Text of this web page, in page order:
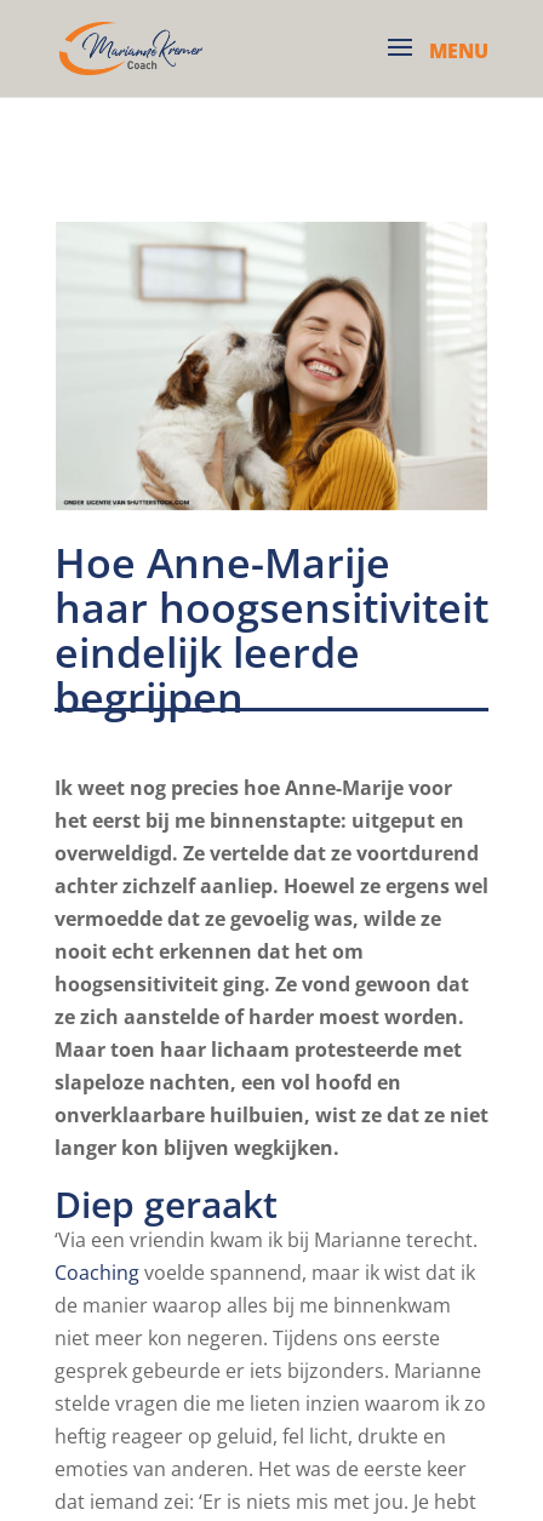
Hoe Anne-Marije
haar hoogsensitiviteit
eindelijk leerde
begrijpen
Ik weet nog precies hoe Anne-Marije voor
het eerst bij me binnenstapte: uitgeput en
overweldigd. Ze vertelde dat ze voortdurend
achter zichzelf aanliep. Hoewel ze ergens wel
vermoedde dat ze gevoelig was, wilde ze
nooit echt erkennen dat het om
hoogsensitiviteit ging. Ze vond gewoon dat
ze zich aanstelde of harder moest worden.
Maar toen haar lichaam protesteerde met
slapeloze nachten, een vol hoofd en
onverklaarbare huilbuien, wist ze dat ze niet
langer kon blijven wegkijken.
Diep geraakt
‘Via een vriendin kwam ik bij Marianne terecht.
Coachingvoelde spannend, maar ik wist dat ik
de manier waarop alles bij me binnenkwam
niet meer kon negeren. Tijdens ons eerste
gesprek gebeurde er iets bijzonders. Marianne
stelde vragen die me lieten inzien waarom ik zo
heftig reageer op geluid, fel licht, drukte en
emoties van anderen. Het was de eerste keer
dat iemand zei: ‘Er is niets mis met jou. Je hebt